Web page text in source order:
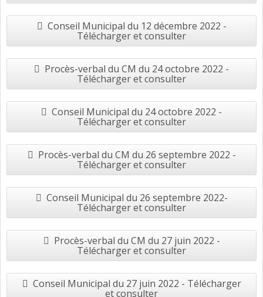
Conseil Municipal du 12 décembre 2022 -
Télécharger et consulter
Procès-verbal du CM du 24 octobre 2022 -
Télécharger et consulter
Conseil Municipal du 24 octobre 2022 -
Télécharger et consulter
Procès-verbal du CM du 26 septembre 2022 -
Télécharger et consulter
Conseil Municipal du 26 septembre 2022-
Télécharger et consulter
Procès-verbal du CM du 27 juin 2022 -
Télécharger et consulter
Conseil Municipal du 27 juin 2022 - Télécharger
et consulter